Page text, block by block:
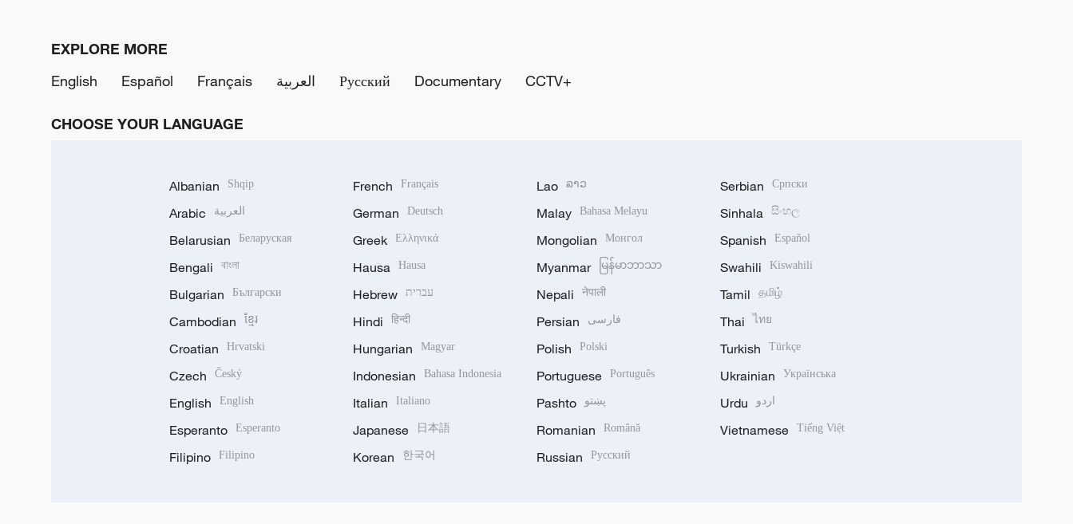
EXPLORE MORE
English
Español Français العربية Русский Documentary CCTV+
CHOOSE YOUR LANGUAGE
Albanian Shqip
Arabic العربية
Belarusian Беларуская
Bengali বাংলা
Bulgarian Български
Cambodian ខ្មែរ
Croatian Hrvatski
Czech Český
English English
Esperanto Esperanto
Filipino Filipino
French Français
German Deutsch
Greek Ελληνικά
Hausa Hausa
Hebrew עברית
Hindi हिन्दी
Hungarian Magyar
Indonesian Bahasa Indonesia
Italian Italiano
Japanese 日本語
Korean 한국어
Lao ລາວ
Malay Bahasa Melayu
Mongolian Монгол
Myanmar မြန်မာဘာသာ
Nepali नेपाली
Persian فارسی
Polish Polski
Portuguese Português
Pashto پښتو
Romanian Română
Russian Русский
Serbian Српски
Sinhala සිංහල
Spanish Español
Swahili Kiswahili
Tamil தமிழ்
Thai ไทย
Turkish Türkçe
Ukrainian Українська
Urdu اردو
Vietnamese Tiếng Việt